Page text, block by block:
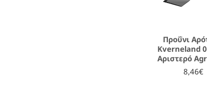
Προΰνι
Kverneland
Αριστερό
8,46€